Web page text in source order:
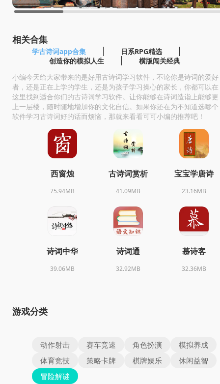
相关合集
学古诗词app合集
日系RPG精选
创造你的模拟人生
横版闯关经典
小编今天给大家带来的是好用古诗词学习软件，不论你是诗词的爱好
者，还是正在上学的学生，还是为孩子学习操心的家长，你都可以在
这里找到适合你们的古诗词学习软件。让你能够在诗词造诣上能够更
上一层楼，随时随地增加你的文化自信。如果你还在为不知道选哪个
软件学习古诗词好的话而烦恼，那就来看看可可小编的推荐吧！
西窗烛
75.94MB
古诗词赏析
41.09MB
宝宝学唐诗
23.16MB
诗词中华
39.06MB
诗词通
32.92MB
慕诗客
32.36MB
游戏分类
动作射击 赛车竞速 角色扮演
模拟养成
体育竞技
策略卡牌 棋牌娱乐
休闲益智
冒险解谜